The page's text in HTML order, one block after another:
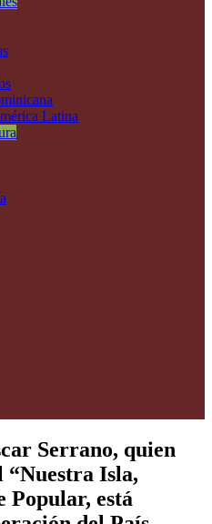
Latina
Serrano, quien
“Nuestra Isla,
Popular, está